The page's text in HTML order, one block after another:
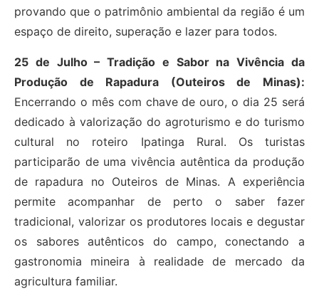
provando que o patrimônio ambiental da região é um
espaço de direito, superação e lazer para todos.
25 de Julho – Tradição e Sabor na Vivência da
Produção de Rapadura (Outeiros de Minas):
Encerrando o mês com chave de ouro, o dia 25 será
dedicado à valorização do agroturismo e do turismo
cultural no roteiro Ipatinga Rural. Os turistas
participarão de uma vivência autêntica da produção
de rapadura no Outeiros de Minas. A experiência
permite acompanhar de perto o saber fazer
tradicional, valorizar os produtores locais e degustar
os sabores autênticos do campo, conectando a
gastronomia mineira à realidade de mercado da
agricultura familiar.